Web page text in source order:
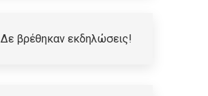
Δε βρέθηκαν εκδηλώσεις!